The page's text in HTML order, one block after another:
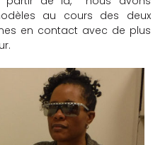
au cours des deux
en contact avec de plus